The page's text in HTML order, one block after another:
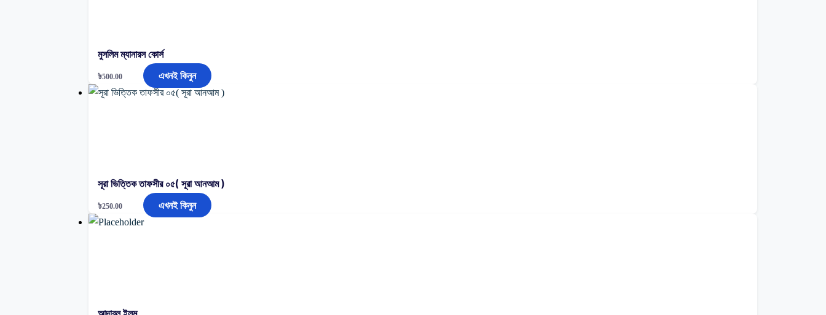
মুসলিম ম্যানারস কোর্স
৳500.00 এখনই কিনুন
সূরা ভিত্তিক তাফসীর ০৫( সূরা আনআম )
৳250.00 এখনই কিনুন